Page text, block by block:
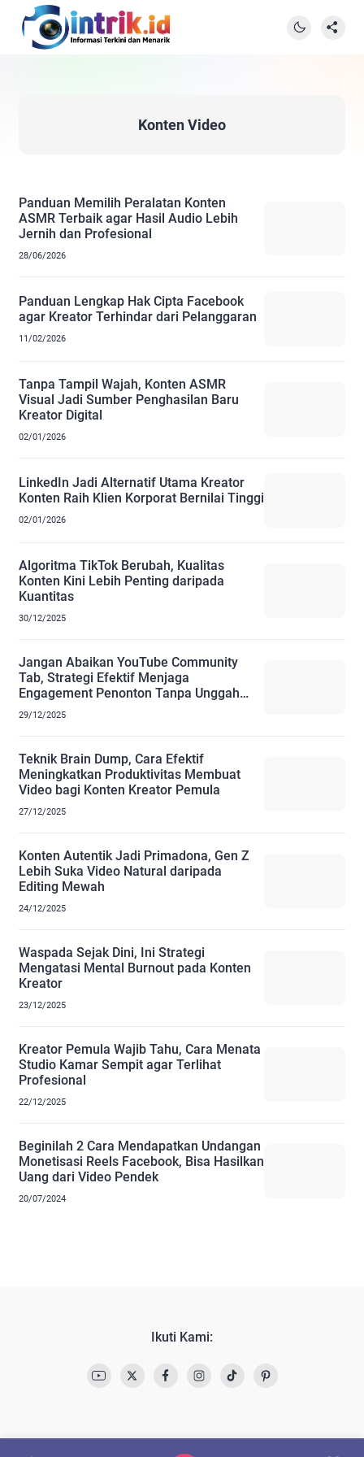
Konten Video
Panduan Memilih Peralatan Konten
ASMR Terbaik agar Hasil Audio Lebih
Jernih dan Profesional
28/06/2026
Panduan Lengkap Hak Cipta Facebook
agar Kreator Terhindar dari Pelanggaran
11/02/2026
Tanpa Tampil Wajah, Konten ASMR
Visual Jadi Sumber Penghasilan Baru
Kreator Digital
02/01/2026
LinkedIn Jadi Alternatif Utama Kreator
Konten Raih Klien Korporat Bernilai Tinggi
02/01/2026
Algoritma TikTok Berubah, Kualitas
Konten Kini Lebih Penting daripada
Kuantitas
30/12/2025
Jangan Abaikan YouTube Community
Tab, Strategi Efektif Menjaga
Engagement Penonton Tanpa Unggah
Video
29/12/2025
Teknik Brain Dump, Cara Efektif
Meningkatkan Produktivitas Membuat
Video bagi Konten Kreator Pemula
27/12/2025
Konten Autentik Jadi Primadona, Gen Z
Lebih Suka Video Natural daripada
Editing Mewah
24/12/2025
Waspada Sejak Dini, Ini Strategi
Mengatasi Mental Burnout pada Konten
Kreator
23/12/2025
Kreator Pemula Wajib Tahu, Cara Menata
Studio Kamar Sempit agar Terlihat
Profesional
22/12/2025
Beginilah 2 Cara Mendapatkan Undangan
Monetisasi Reels Facebook, Bisa Hasilkan
Uang dari Video Pendek
20/07/2024
Ikuti Kami: